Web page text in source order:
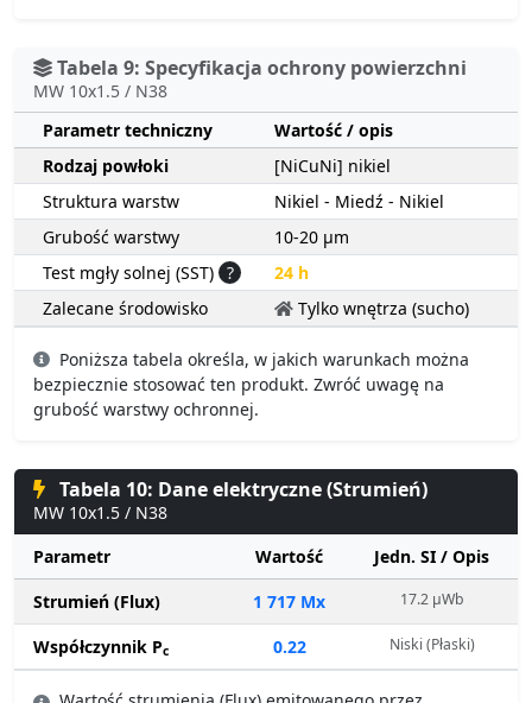
Tabela 9: Specyfikacja ochrony powierzchni
MW 10x1.5 / N38
Parametr techniczny
Wartość / opis
Rodzaj powłoki
[NiCuNi] nikiel
Struktura warstw
Nikiel - Miedź - Nikiel
Grubość warstwy
10-20 µm
Test mgły solnej (SST) ?
24 h
Zalecane środowisko
Tylko wnętrza (sucho)
Poniższa tabela określa, w jakich warunkach można
bezpiecznie stosować ten produkt. Zwróć uwagę na
grubość warstwy ochronnej.
Tabela 10: Dane elektryczne (Strumień)
MW 10x1.5 / N38
Parametr
Wartość
Jedn. SI / Opis
Strumień (Flux)
1 717 Mx 17.2 µWb
Współczynnik Pc 0.22 Niski (Płaski)